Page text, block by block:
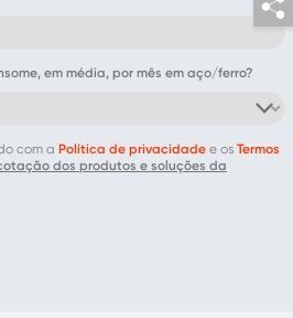
em média, por mês em aço/ferro?
com a Política de privacidade e os Termos
dos produtos e soluções da